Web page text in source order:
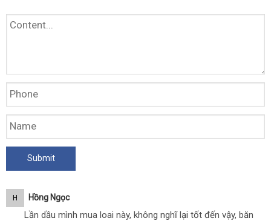
H Hồng Ngọc
Lần dầu mình mua loai này, không nghĩ lại tốt đến vậy, băn